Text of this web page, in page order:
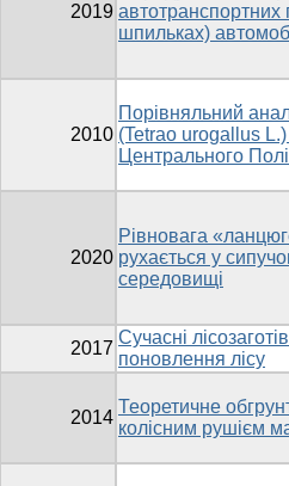
2019 автотранспортних
шпильках)
2010
Порівняльний
(Tetrao urogallus
Центрального
2020
Рівновага
рухається у
середовищі
2017
Сучасні
поновлення лісу
2014
Теоретичне
колісним рушієм